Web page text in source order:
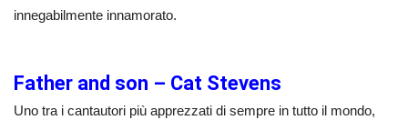
innegabilmente innamorato.
Father and son – Cat Stevens
Uno tra i cantautori più apprezzati di sempre in tutto il mondo,